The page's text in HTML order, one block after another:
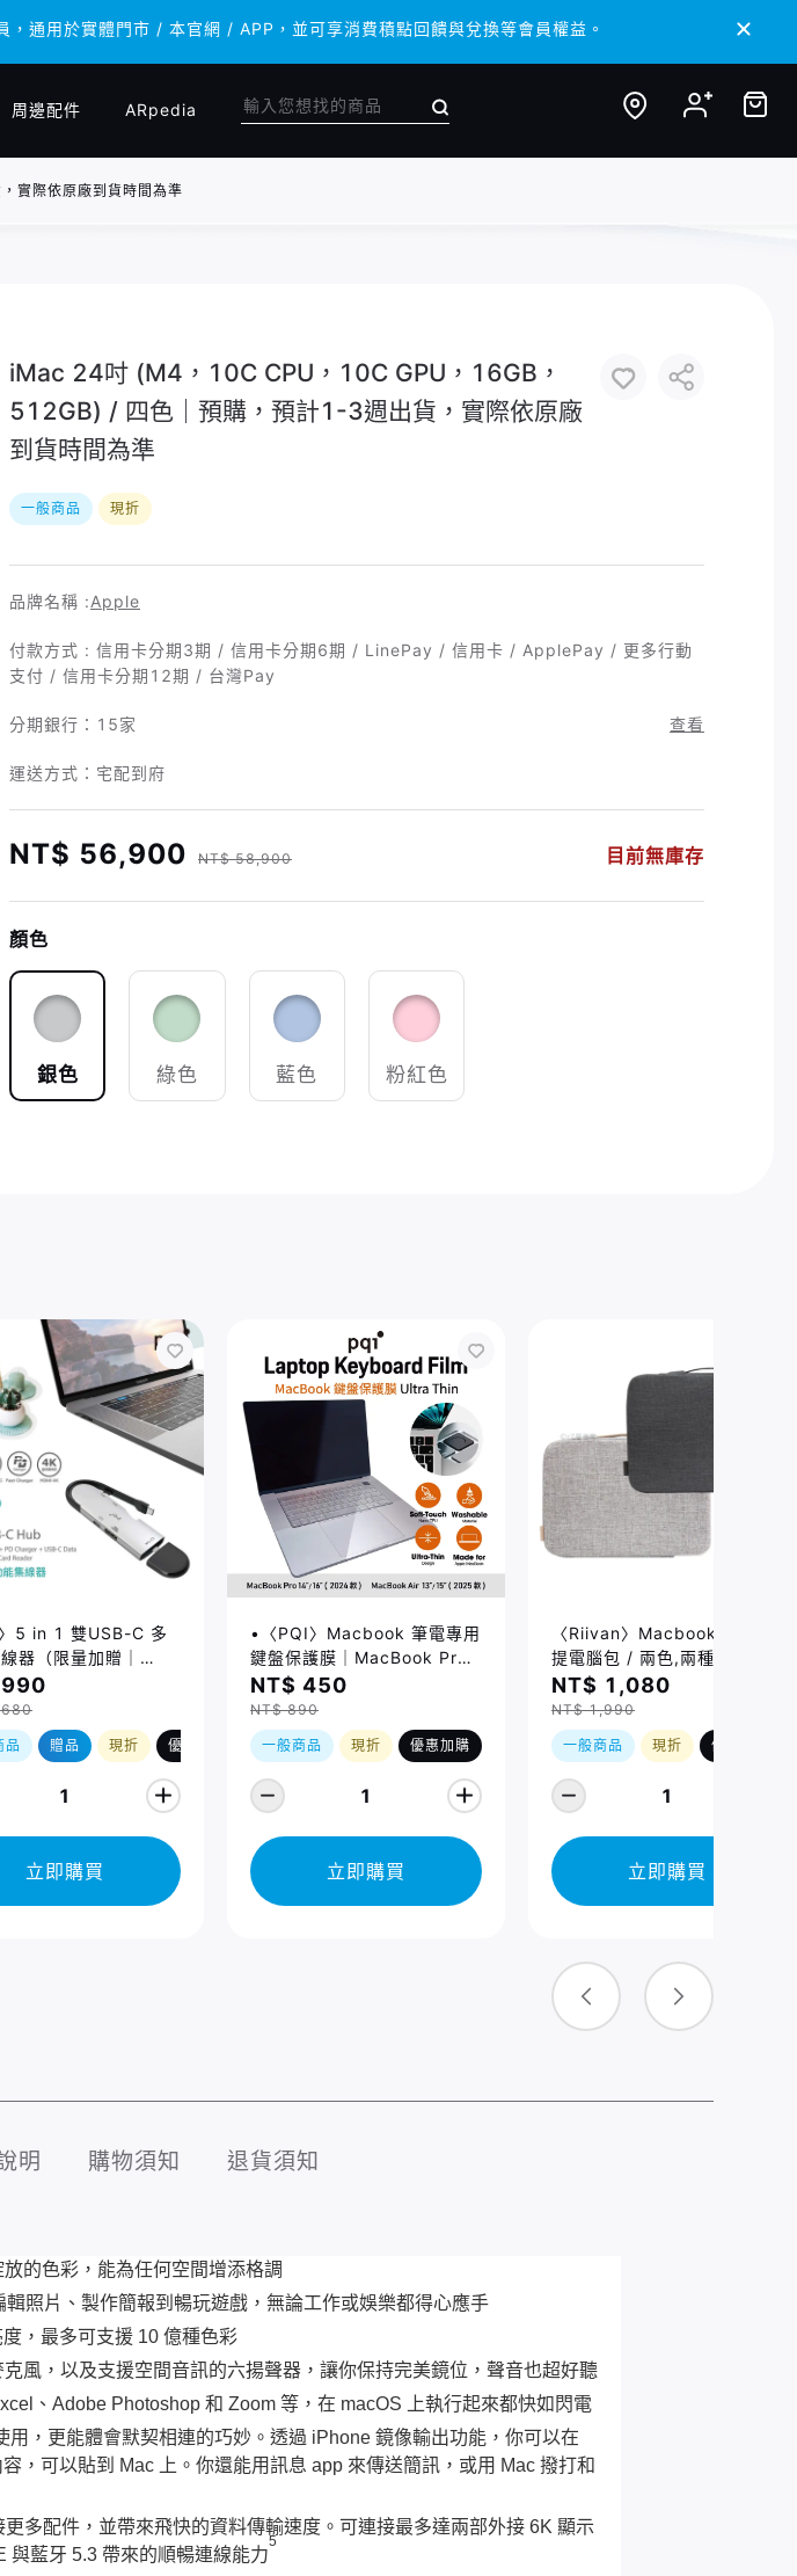
通用於實體門市 / 本官網 / APP，並可享消費積點回饋與兌換等會員權益。
通用於實體門市 / 本官網 / APP，並可享消費積點回饋與兌換等會員權益。
周邊配件 ARpedia
際依原廠到貨時間為準
iMac 24吋 (M4，10C CPU，10C GPU，16GB，
512GB) / 四色｜預購，預計1-3週出貨，實際依原廠
到貨時間為準
一般商品 現折
品牌名稱 :Apple
付款方式 : 信用卡分期3期 / 信用卡分期6期 / LinePay / 信用卡 / ApplePay / 更多行動
支付 / 信用卡分期12期 / 台灣Pay
分期銀行： 15家 查看
運送方式：宅配到府
NT$ 56,900 NT$ 58,900 目前無庫存
顏色
銀色 綠色 藍色 粉紅色
〉5 in 1 雙USB-C 多
器（限量加贈｜
10 Micro SD
64GB，附 SD 轉卡）
品 贈品 現折 優惠加購
1
立即購買
•〈PQI〉Macbook 筆電專用
鍵盤保護膜｜MacBook Pro
14/16吋 (2021-2026)、
MacBook Air 13/15吋
(2026) 適用
NT$ 450
NT$ 890
一般商品 現折 優惠加購
1
立即購買
〈Riivan〉Macbook 防震手
提電腦包 / 兩色,兩種規格
NT$ 1,080
NT$ 1,990
一般商品 現折 優惠加購
1
立即購買
明 購物須知 退貨須知
的色彩，能為任何空間增添格調
照片、製作簡報到暢玩遊戲，無論工作或娛樂都得心應手
，最多可支援 10 億種色彩
風，以及支援空間音訊的六揚聲器，讓你保持完美鏡位，聲音也超好聽
、Adobe Photoshop 和 Zoom 等，在 macOS 上執行起來都快如閃電
，更能體會默契相連的巧妙。透過 iPhone 鏡像輸出功能，你可以在
，可以貼到 Mac 上。你還能用訊息 app 來傳送簡訊，或用 Mac 撥打和
多配件，並帶來飛快的資料傳輸速度。可連接最多達兩部外接 6K 顯示
與藍牙 5.3 帶來的順暢連線能力
5